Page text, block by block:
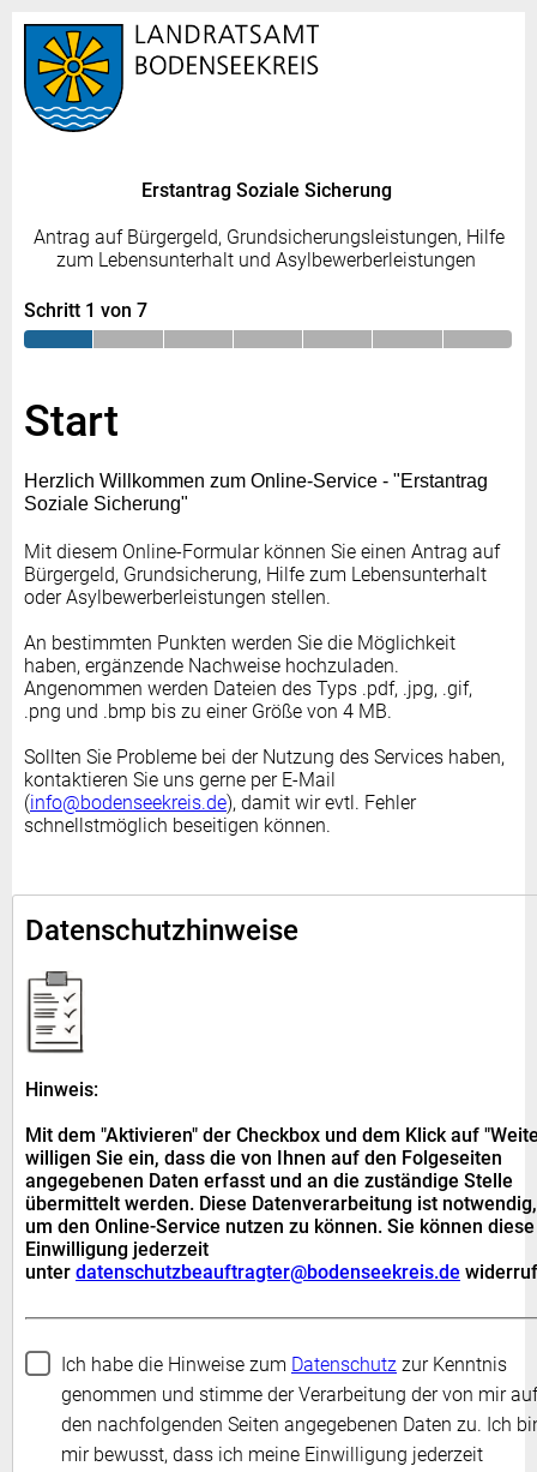
Erstantrag Soziale Sicherung
Antrag auf Bürgergeld, Grundsicherungsleistungen, Hilfe
zum Lebensunterhalt und Asylbewerberleistungen
Schritt 1 von 7
Start
Herzlich Willkommen zum Online-Service - "Erstantrag
Soziale Sicherung"
Mit diesem Online-Formular können Sie einen Antrag auf
Bürgergeld, Grundsicherung, Hilfe zum Lebensunterhalt
oder Asylbewerberleistungen stellen.
An bestimmten Punkten werden Sie die Möglichkeit
haben, ergänzende Nachweise hochzuladen.
Angenommen werden Dateien des Typs .pdf, .jpg, .gif,
.png und .bmp bis zu einer Größe von 4 MB.
Sollten Sie Probleme bei der Nutzung des Services haben,
kontaktieren Sie uns gerne per E-Mail
(info@bodenseekreis.de), damit wir evtl. Fehler
schnellstmöglich beseitigen können.
Datenschutzhinweise
Hinweis:
Mit dem "Aktivieren" der Checkbox und dem Klick auf
willigen Sie ein, dass die von Ihnen auf den Folgeseiten
angegebenen Daten erfasst und an die zuständige Stelle
übermittelt werden. Diese Datenverarbeitung ist notwendig,
um den Online-Service nutzen zu können. Sie können diese
Einwilligung jederzeit
unter datenschutzbeauftragter@bodenseekreis.de
Ich habe die Hinweise zum Datenschutz zur Kenntnis
genommen und stimme der Verarbeitung der von mir auf
den nachfolgenden Seiten angegebenen Daten zu. Ich
mir bewusst, dass ich meine Einwilligung jederzeit